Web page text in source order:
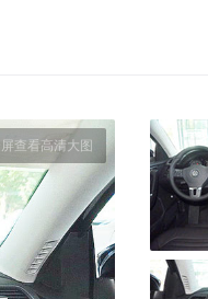
查看高清大图